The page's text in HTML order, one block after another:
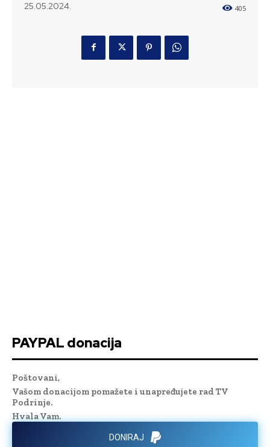
25.05.2024. 405
PAYPAL donacija
Poštovani,
Vašom donacijom pomažete i unapređujete rad TV
Podrinje.
Hvala Vam.
DONIRAJ